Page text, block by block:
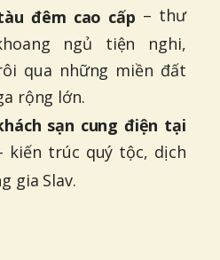
đêm cao cấp – thư
ngủ tiện nghi,
qua những miền đất
rộng lớn.
sạn cung điện tại
kiến trúc quý tộc, dịch
gia Slav.